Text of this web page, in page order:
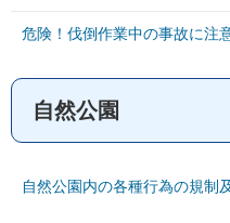
危険！伐倒作業中の事故に注
自然公園
自然公園内の各種行為の規制